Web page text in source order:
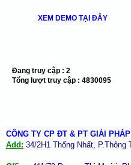
XEM DEMO TẠI ĐÂY
Đang truy cập : 2
Tổng lượt truy cập : 4830095
CÔNG TY CP ĐT & PT GIẢI
Add: 34/2H1 Thống Nhất, P.Thông